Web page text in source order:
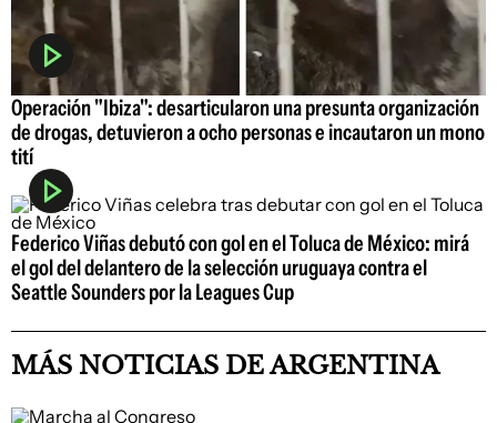
Operación "Ibiza": desarticularon una presunta organización
de drogas, detuvieron a ocho personas e incautaron un mono
tití
Federico Viñas debutó con gol en el Toluca de México: mirá
el gol del delantero de la selección uruguaya contra el
Seattle Sounders por la Leagues Cup
MÁS NOTICIAS DE ARGENTINA